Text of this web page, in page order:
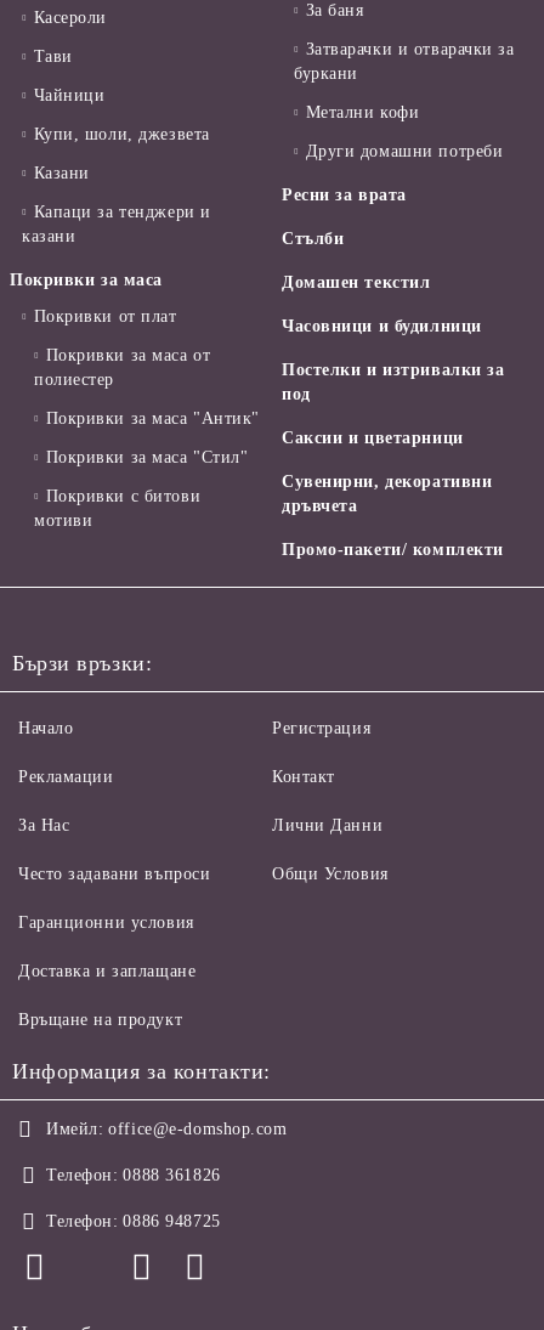
Касероли
Тави
Чайници
Купи, шоли, джезвета
Казани
Капаци за тенджери и
казани
Покривки за маса
Покривки от плат
Покривки за маса от
полиестер
Покривки за маса "Антик"
Покривки за маса "Стил"
Покривки с битови
мотиви
За баня
Затварачки и отварачки за
буркани
Метални кофи
Други домашни потреби
Ресни за врата
Стълби
Домашен текстил
Часовници и будилници
Постелки и изтривалки за
под
Саксии и цветарници
Сувенирни, декоративни
дръвчета
Промо-пакети/ комплекти
Бързи връзки:
Начало
Рекламации
За Нас
Често задавани въпроси
Регистрация
Контакт
Лични Данни
Общи Условия
Гаранционни условия
Доставка и заплащане
Връщане на продукт
Информация за контакти:
Имейл: office@e-domshop.com
Телефон: 0888 361826
Телефон: 0886 948725